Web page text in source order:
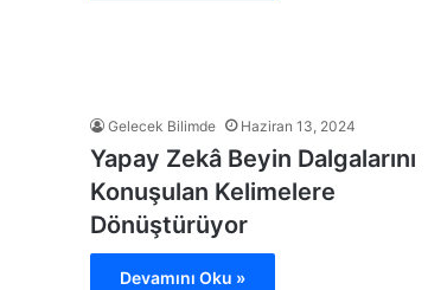
Gelecek Bilimde Haziran 13, 2024
Yapay Zekâ Beyin Dalgalarını
Konuşulan Kelimelere
Dönüştürüyor
Devamını Oku »